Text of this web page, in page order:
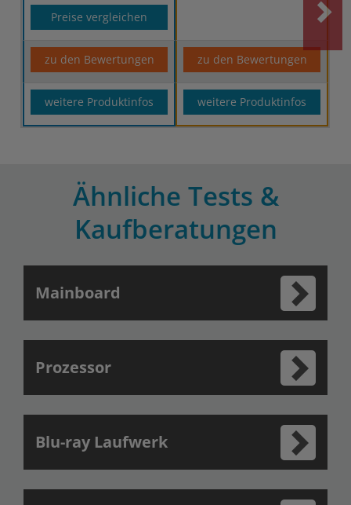
Preise vergleichen
zu den Bewertungen zu den Bewertungen
weitere Produktinfos weitere Produktinfos
Ähnliche Tests &
Kaufberatungen
Mainboard
Prozessor
Blu-ray Laufwerk